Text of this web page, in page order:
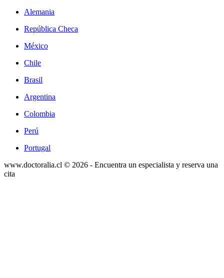
Alemania
República Checa
México
Chile
Brasil
Argentina
Colombia
Perú
Portugal
www.doctoralia.cl © 2026 - Encuentra un especialista y reserva una
cita